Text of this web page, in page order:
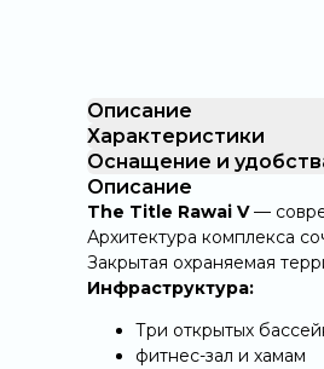
Описание
Характеристики
Оснащение и
Описание
The Title Rawai V—
Архитектура комплекса
Закрытая охраняемая
Инфраструктура:
Три открытых
фитнес-зал и хамам